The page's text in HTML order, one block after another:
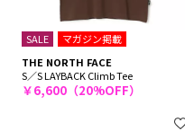
SALE
マガジン掲載
THE NORTH FACE
S／S LAYBACK Climb Tee
￥6,600（20%OFF）